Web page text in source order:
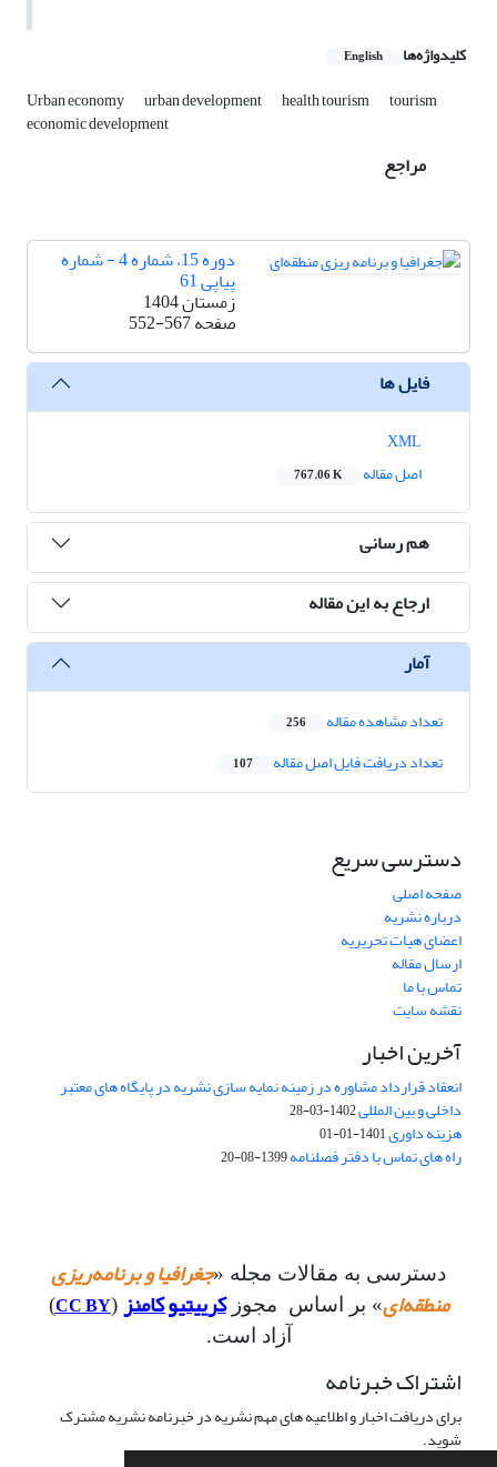
کلیدواژه‌ها English
Urban economy urban development health tourism tourism
economic development
مراجع
دوره 15، شماره 4 - شماره
پیاپی 61
زمستان 1404
صفحه552-567
فایل ها
اصل مقاله
767.06 K
هم رسانی
ارجاع به این مقاله
آمار
تعداد مشاهده مقاله 256
تعداد دریافت فایل اصل مقاله 107
دسترسی سریع
صفحه اصلی
درباره نشریه
اعضای هیات تحریریه
ارسال مقاله
تماس با ما
نقشه سایت
آخرین اخبار
انعقاد قرارداد مشاوره در زمینه نمایه سازی نشریه در پایگاه های معتبر
داخلی و بین المللی1402-03-28
هزینه داوری1401-01-01
راه های تماس با دفتر فصلنامه1399-08-20
دسترسی به مقالات مجله «جغرافیا و برنامه‌ریزی
منطقه‌ای» بر اساس مجوزکرییتیو کامنز (
CC BY
)
آزاد است.
اشتراک خبرنامه
برای دریافت اخبار و اطلاعیه های مهم نشریه در خبرنامه نشریه مشترک
شوید.